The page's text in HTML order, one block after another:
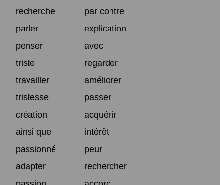
recherche
par contre
parler
explication
penser
avec
triste
regarder
travailler
améliorer
tristesse
passer
création
acquérir
ainsi que
intérêt
passionné
peur
adapter
rechercher